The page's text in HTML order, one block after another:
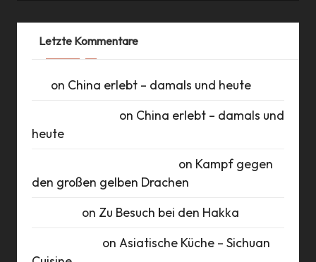
Letzte Kommentare
on China erlebt – damals und heute
on China erlebt – damals und
heute
on Kampf gegen
den großen gelben Drachen
on Zu Besuch bei den Hakka
on Asiatische Küche – Sichuan